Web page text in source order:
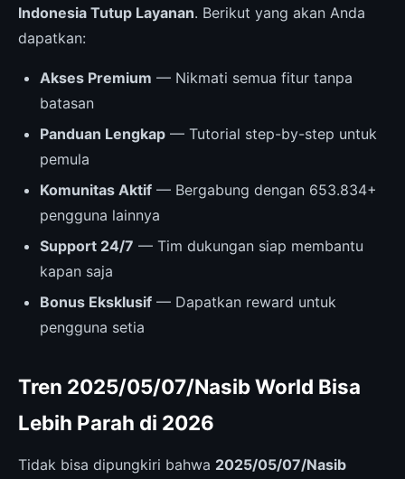
Indonesia Tutup Layanan. Berikut yang akan Anda
dapatkan:
Akses Premium — Nikmati semua fitur tanpa
batasan
Panduan Lengkap — Tutorial step-by-step untuk
pemula
Komunitas Aktif — Bergabung dengan 653.834+
pengguna lainnya
Support 24/7 — Tim dukungan siap membantu
kapan saja
Bonus Eksklusif — Dapatkan reward untuk
pengguna setia
Tren 2025/05/07/Nasib World Bisa
Lebih Parah di 2026
Tidak bisa dipungkiri bahwa 2025/05/07/Nasib